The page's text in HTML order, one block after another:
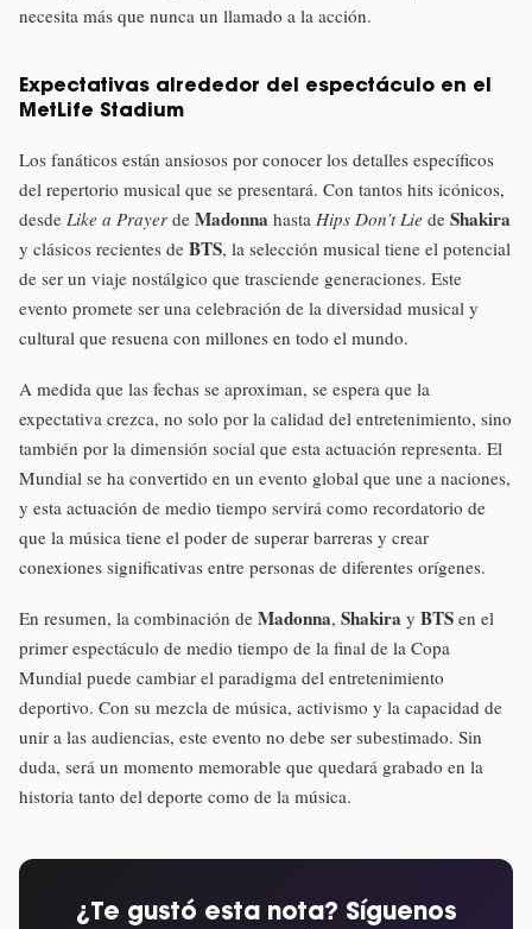
necesita más que nunca un llamado a la acción.
Expectativas alrededor del espectáculo en el
MetLife Stadium
Los fanáticos están ansiosos por conocer los detalles específicos
del repertorio musical que se presentará. Con tantos hits icónicos,
desde Like a Prayerde Madonna hasta Hips Don’t Lie de Shakira
y clásicos recientes de BTS, la selección musical tiene el potencial
de ser un viaje nostálgico que trasciende generaciones. Este
evento promete ser una celebración de la diversidad musical y
cultural que resuena con millones en todo el mundo.
A medida que las fechas se aproximan, se espera que la
expectativa crezca, no solo por la calidad del entretenimiento, sino
también por la dimensión social que esta actuación representa. El
Mundial se ha convertido en un evento global que une a naciones,
y esta actuación de medio tiempo servirá como recordatorio de
que la música tiene el poder de superar barreras y crear
conexiones significativas entre personas de diferentes orígenes.
En resumen, la combinación de Madonna, Shakira y BTS en el
primer espectáculo de medio tiempo de la final de la Copa
Mundial puede cambiar el paradigma del entretenimiento
deportivo. Con su mezcla de música, activismo y la capacidad de
unir a las audiencias, este evento no debe ser subestimado. Sin
duda, será un momento memorable que quedará grabado en la
historia tanto del deporte como de la música.
¿Te gustó esta nota? Síguenos